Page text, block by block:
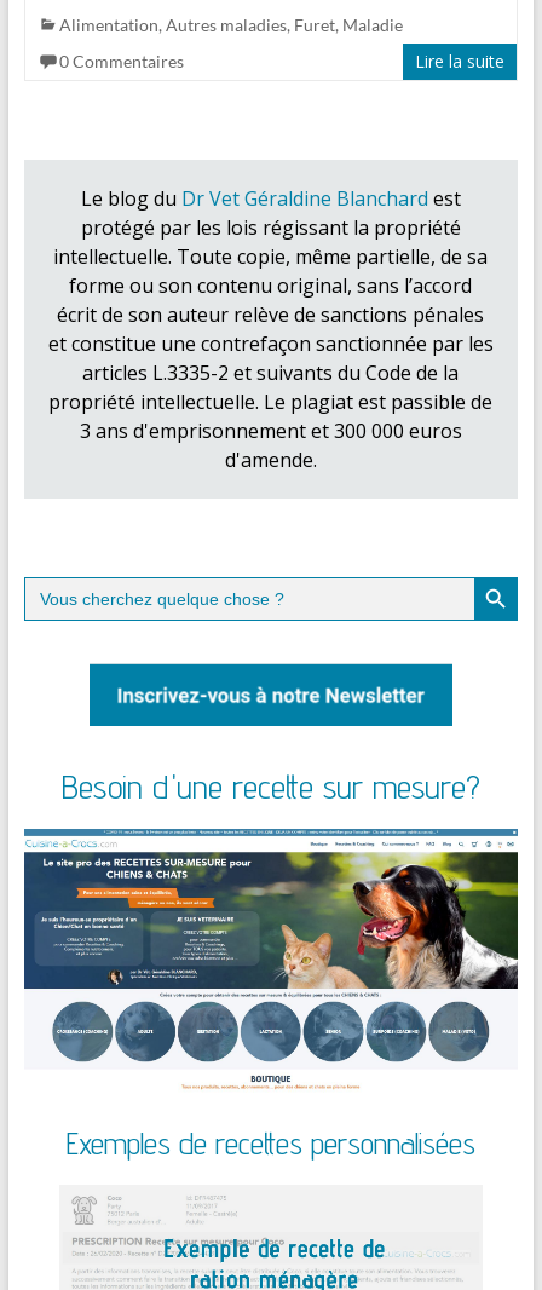
Alimentation, Autres maladies, Furet, Maladie
0 Commentaires
Lire la suite
Le blog du Dr Vet Géraldine Blanchard est
protégé par les lois régissant la propriété
intellectuelle. Toute copie, même partielle, de sa
forme ou son contenu original, sans l’accord
écrit de son auteur relève de sanctions pénales
et constitue une contrefaçon sanctionnée par les
articles L.3335-2 et suivants du Code de la
propriété intellectuelle. Le plagiat est passible de
3 ans d'emprisonnement et 300 000 euros
d'amende.
Search
for:
Search Button
Besoin d'une recette sur mesure?
Exemples de recettes personnalisées